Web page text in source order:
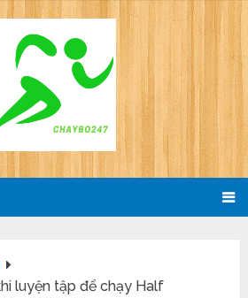
luyện tập để chạy Half